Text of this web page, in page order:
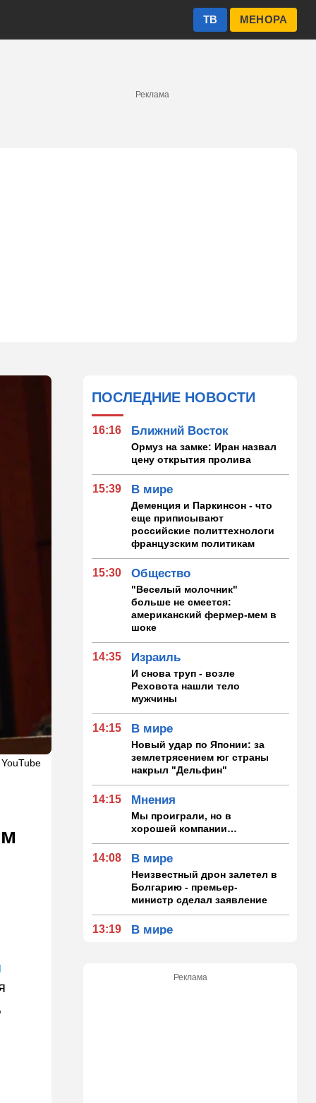
МЕНОРА
ТВ
Реклама
ПОСЛЕДНИЕ НОВОСТИ
16:16 Ближний Восток
Ормуз на замке: Иран назвал
цену открытия пролива
15:39 В мире
Деменция и Паркинсон - что
еще приписывают
российские политтехнологи
французским политикам
15:30 Общество
"Веселый молочник"
больше не смеется:
американский фермер-мем в
шоке
14:35 Израиль
И снова труп - возле
Реховота нашли тело
мужчины
14:15 В мире
Новый удар по Японии: за
землетрясением юг страны
накрыл "Дельфин"
14:15 Мнения
Мы проиграли, но в
хорошей компании…
14:08 В мире
Неизвестный дрон залетел в
Болгарию - премьер-
министр сделал заявление
13:19 В мире
террористки — посетители
Реклама